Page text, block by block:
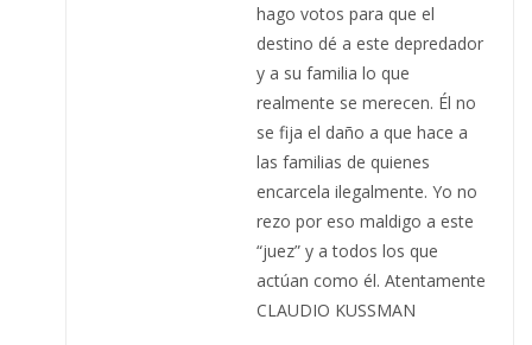
hago votos para que el
destino dé a este depredador
y a su familia lo que
realmente se merecen. Él no
se fija el daño a que hace a
las familias de quienes
encarcela ilegalmente. Yo no
rezo por eso maldigo a este
“juez” y a todos los que
actúan como él. Atentamente
CLAUDIO KUSSMAN